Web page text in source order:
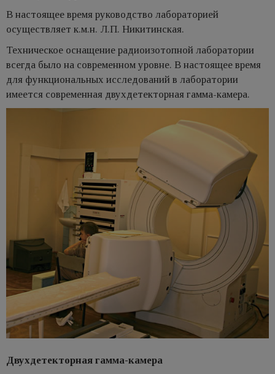
В настоящее время руководство лабораторией
осуществляет к.м.н. Л.П. Никитинская.
Техническое оснащение радиоизотопной лаборатории
всегда было на современном уровне. В настоящее время
для функциональных исследований в лаборатории
имеется современная двухдетекторная гамма-камера.
Двухдетекторная гамма-камера